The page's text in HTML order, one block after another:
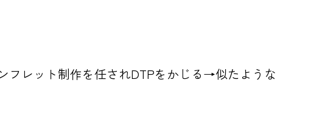
フレット制作を任されDTPをかじる→似たような